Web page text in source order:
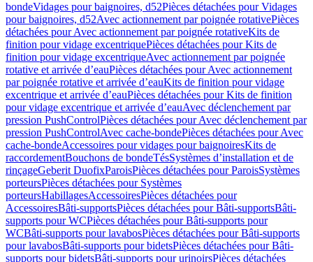
bondeVidages pour baignoires, d52Pièces détachées pour Vidages
pour baignoires, d52Avec actionnement par poignée rotativePièces
détachées pour Avec actionnement par poignée rotativeKits de
finition pour vidage excentriquePièces détachées pour Kits de
finition pour vidage excentriqueAvec actionnement par poignée
rotative et arrivée d’eauPièces détachées pour Avec actionnement
par poignée rotative et arrivée d’eauKits de finition pour vidage
excentrique et arrivée d’eauPièces détachées pour Kits de finition
pour vidage excentrique et arrivée d’eauAvec déclenchement par
pression PushControlPièces détachées pour Avec déclenchement par
pression PushControlAvec cache-bondePièces détachées pour Avec
cache-bondeAccessoires pour vidages pour baignoiresKits de
raccordementBouchons de bondeTésSystèmes d’installation et de
rinçageGeberit DuofixParoisPièces détachées pour ParoisSystèmes
porteursPièces détachées pour Systèmes
porteursHabillagesAccessoiresPièces détachées pour
AccessoiresBâti-supportsPièces détachées pour Bâti-supportsBâti-
supports pour WCPièces détachées pour Bâti-supports pour
WCBâti-supports pour lavabosPièces détachées pour Bâti-supports
pour lavabosBâti-supports pour bidetsPièces détachées pour Bâti-
supports pour bidetsBâti-supports pour urinoirsPièces détachées